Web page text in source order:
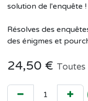
solution de l'enquête !
Résolves des
des énigmes et
24,50 € Toutes